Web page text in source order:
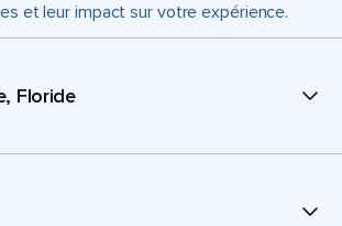
et leur impact sur votre expérience.
Floride